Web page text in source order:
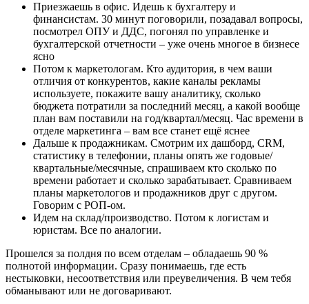
Приезжаешь в офис. Идешь к бухгалтеру и
финансистам. 30 минут поговорили, позадавал вопросы,
посмотрел ОПУ и ДДС, погонял по управленке и
бухгалтерской отчетности – уже очень многое в бизнесе
ясно
Потом к маркетологам. Кто аудитория, в чем ваши
отличия от конкурентов, какие каналы рекламы
используете, покажите вашу аналитику, сколько
бюджета потратили за последний месяц, а какой вообще
план вам поставили на год/квартал/месяц. Час времени в
отделе маркетинга – вам все станет ещё яснее
Дальше к продажникам. Смотрим их дашборд, CRM,
статистику в телефонии, планы опять же годовые/
квартальные/месячные, спрашиваем кто сколько по
времени работает и сколько зарабатывает. Сравниваем
планы маркетологов и продажников друг с другом.
Говорим с РОП-ом.
Идем на склад/производство. Потом к логистам и
юристам. Все по аналогии.
Прошелся за полдня по всем отделам – обладаешь 90 %
полнотой информации. Сразу понимаешь, где есть
нестыковки, несоответствия или преувеличения. В чем тебя
обманывают или не договаривают.